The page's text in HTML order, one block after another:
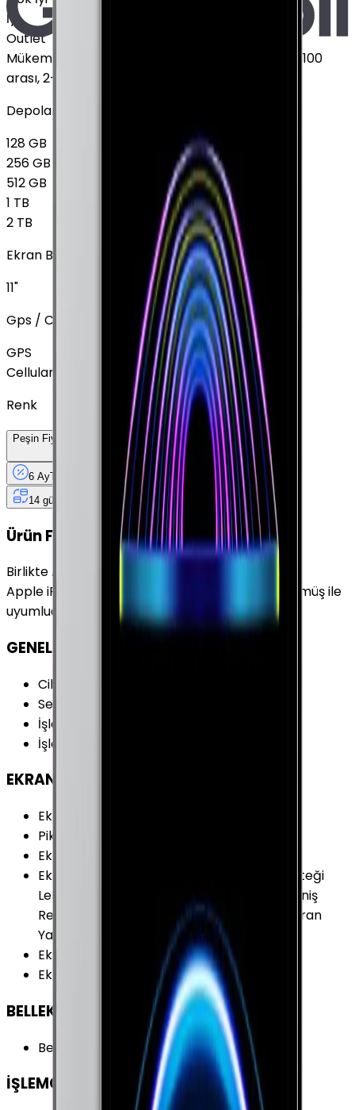
İyi
Outlet
Mükemmel
Ekranda leke yok, Pil sağlığı %85 - %100
arası, 2-3 hafif çizik
Depolama
128 GB
256 GB
512 GB
1 TB
2 TB
Ekran Boyutu
11"
Gps / Cellular
GPS
Cellular
Renk
Peşin Fiyatına 6.400 TL
6 AyTaksit 12 AyGüvence 4 işgününde
14 gün
Ürün Fırsatları
Birlikte Al
Apple iPad Pro 11" (3. Nesil) 512 GB 11" Cellular Gümüş ile
uyumludur.
GENEL ÖZELLİKLER
Cihaz Tipi
Seri
İşletim Sistemi
İşletim Sistemi Versiyonu
EKRAN
Ekran Çözünürlüğü
Piksel Yoğunluğu
Ekran Teknolojisi
Ekran Özellikleri
Apple Pencil (2.Nesil) Desteği
Leke Tutmaz Kaplama Liquid Retina P3 (Geniş
Renk Yelpazesi) ProMotion Tam Lamine Ekran
Yansımasız Mat Yüzey 600 Nit Parlaklık
Ekran / Gövde Oranı:%82.92
Ekran Alanı
366.47 cm²
BELLEK & DEPOLAMA
Bellek (RAM) 16 GB
İŞLEMCİ